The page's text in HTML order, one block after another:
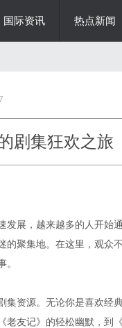
国际资讯 热点新闻
剧集狂欢之旅
发展，越来越多的人开始
的聚集地。在这里，观众
。
集资源。无论你是喜欢经
老友记》的轻松幽默，到